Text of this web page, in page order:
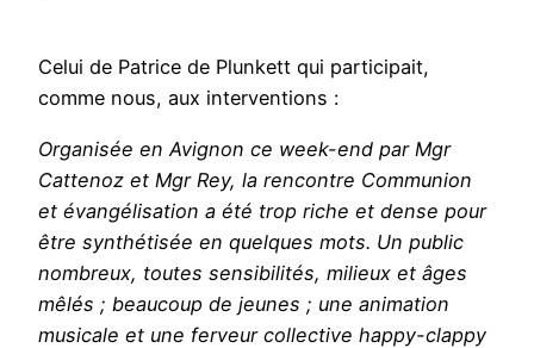
Celui de Patrice de Plunkett qui participait,
comme nous, aux interventions :
Organisée en Avignon ce week-end par Mgr
Cattenoz et Mgr Rey, la rencontre Communion
et évangélisation a été trop riche et dense pour
être synthétisée en quelques mots. Un public
nombreux, toutes sensibilités, milieux et âges
mêlés ; beaucoup de jeunes ; une animation
musicale et une ferveur collective happy-clappy